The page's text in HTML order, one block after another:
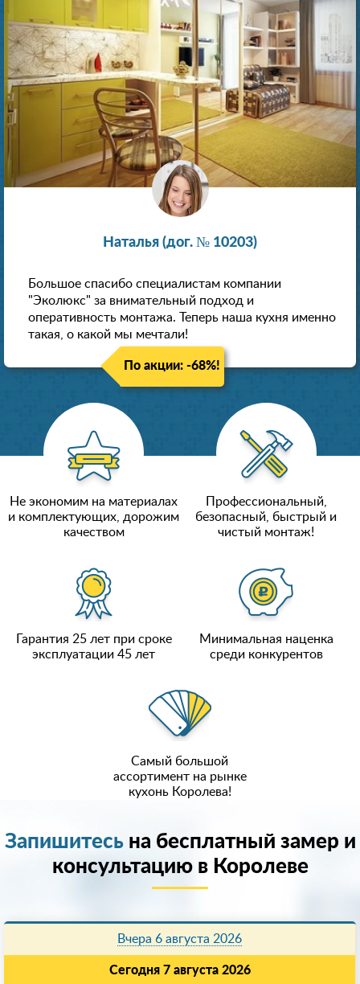
Наталья (дог. № 10203)
Большое спасибо специалистам компании
"Эколюкс" за внимательный подход и
оперативность монтажа. Теперь наша кухня именно
такая, о какой мы мечтали!
По акции: -68%!
Не экономим на материалах
и комплектующих, дорожим
качеством
Профессиональный,
безопасный, быстрый и
чистый монтаж!
Гарантия 25 лет при сроке
эксплуатации 45 лет
Минимальная наценка
среди конкурентов
Самый большой
ассортимент на рынке
кухонь Королева!
Запишитесьна бесплатный замер и
консультацию в Королеве
Вчера 6 августа 2026
Сегодня 7 августа 2026